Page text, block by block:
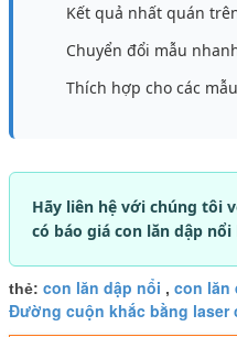
Kết quả nhất quán
Chuyển đổi mẫu
Thích hợp cho các
Hãy liên hệ với chúng tôi
có báo giá con lăn dập nổi
thẻ: con lăn dập nổi , con lăn
Đường cuộn khắc bằng laser